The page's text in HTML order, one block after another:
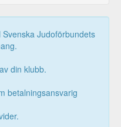
Judoförbundets
din klubb.
betalningsansvarig